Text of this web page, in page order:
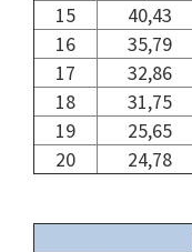
15
40,43
16
35,79
17
32,86
18
31,75
19
25,65
20
24,78